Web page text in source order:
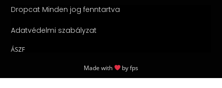
Dropcat Minden jog fenntartva
Adatvédelmi szabályzat
ÁSZF
Made with byfps